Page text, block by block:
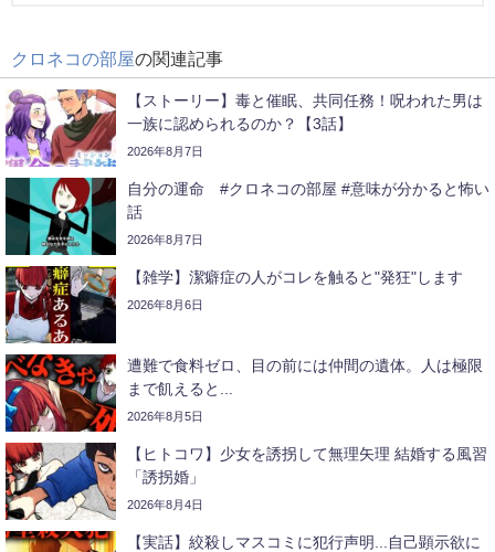
クロネコの部屋の関連記事
【ストーリー】毒と催眠、共同任務！呪われた男は
一族に認められるのか？【3話】
2026年8月7日
自分の運命 #クロネコの部屋 #意味が分かると怖い
話
2026年8月7日
【雑学】潔癖症の人がコレを触ると"発狂"します
2026年8月6日
遭難で食料ゼロ、目の前には仲間の遺体。人は極限
まで飢えると...
2026年8月5日
【ヒトコワ】少女を誘拐して無理矢理 結婚する風習
「誘拐婚」
2026年8月4日
【実話】絞殺しマスコミに犯行声明...自己顕示欲に